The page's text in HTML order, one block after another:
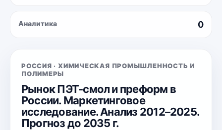
Аналитика 0
РОССИЯ · ХИМИЧЕСКАЯ ПРОМЫШЛЕННОСТЬ И
ПОЛИМЕРЫ
Рынок ПЭТ-смол и преформ в
России. Маркетинговое
исследование. Анализ 2012–2025.
Прогноз до 2035 г.